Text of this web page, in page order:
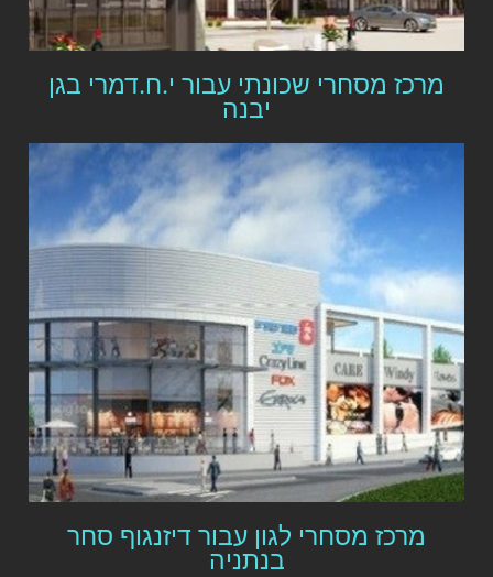
מרכז מסחרי שכונתי עבור י.ח.דמרי בגן
יבנה
מרכז מסחרי לגון עבור דיזנגוף סחר
בנתניה